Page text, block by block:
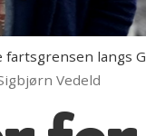
fartsgrensen
Vedeld